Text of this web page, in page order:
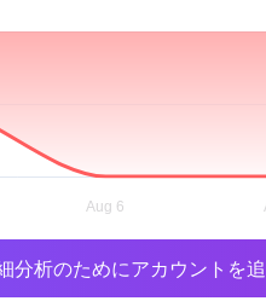
析のためにアカウントを